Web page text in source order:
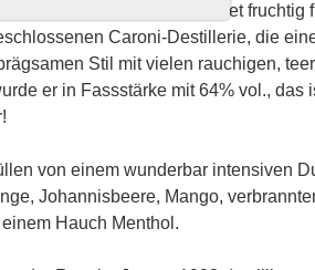
1998 Trinidad ist unerwartet fruchtig
Caroni-Destillerie, die
Stil mit vielen rauchigen,
er in Fassstärke mit 64% vol., das
von einem wunderbar intensiven
Johannisbeere, Mango,
Hauch Menthol.